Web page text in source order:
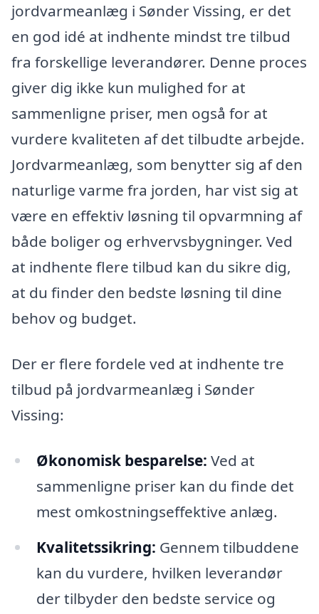
jordvarmeanlæg i Sønder Vissing, er det
en god idé at indhente mindst tre tilbud
fra forskellige leverandører. Denne proces
giver dig ikke kun mulighed for at
sammenligne priser, men også for at
vurdere kvaliteten af det tilbudte arbejde.
Jordvarmeanlæg, som benytter sig af den
naturlige varme fra jorden, har vist sig at
være en effektiv løsning til opvarmning af
både boliger og erhvervsbygninger. Ved
at indhente flere tilbud kan du sikre dig,
at du finder den bedste løsning til dine
behov og budget.
Der er flere fordele ved at indhente tre
tilbud på jordvarmeanlæg i Sønder
Vissing:
Økonomisk besparelse: Ved at
sammenligne priser kan du finde det
mest omkostningseffektive anlæg.
Kvalitetssikring: Gennem tilbuddene
kan du vurdere, hvilken leverandør
der tilbyder den bedste service og